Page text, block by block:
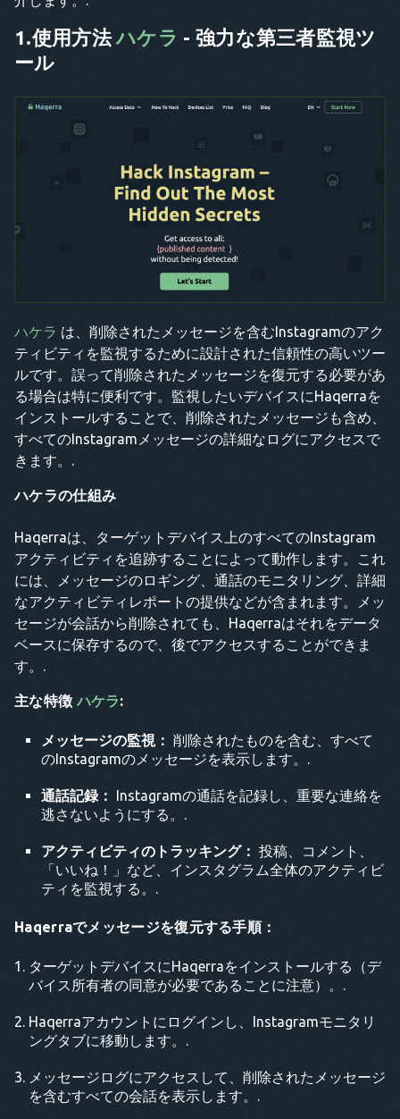
1.使用方法ハケラ - 強力な第三者監視ツ
ール
ハケラ は、削除されたメッセージを含むInstagramのアク
ティビティを監視するために設計された信頼性の高いツー
ルです。誤って削除されたメッセージを復元する必要があ
る場合は特に便利です。監視したいデバイスにHaqerraを
インストールすることで、削除されたメッセージも含め、
すべてのInstagramメッセージの詳細なログにアクセスで
きます。.
ハケラの仕組み
Haqerraは、ターゲットデバイス上のすべてのInstagram
アクティビティを追跡することによって動作します。これ
には、メッセージのロギング、通話のモニタリング、詳細
なアクティビティレポートの提供などが含まれます。メッ
セージが会話から削除されても、Haqerraはそれをデータ
ベースに保存するので、後でアクセスすることができま
す。.
主な特徴ハケラ:
メッセージの監視： 削除されたものを含む、すべて
のInstagramのメッセージを表示します。.
通話記録：
Instagramの通話を記録し、重要な連絡を
逃さないようにする。.
アクティビティのトラッキング： 投稿、コメント、
「いいね！」など、インスタグラム全体のアクティビ
ティを監視する。.
Haqerraでメッセージを復元する手順：
ターゲットデバイスにHaqerraをインストールする（デ
バイス所有者の同意が必要であることに注意）。.
Haqerraアカウントにログインし、Instagramモニタリ
ングタブに移動します。.
メッセージログにアクセスして、削除されたメッセージ
を含むすべての会話を表示します。.